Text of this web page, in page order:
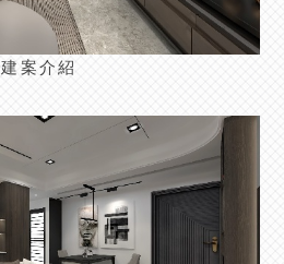
建案介紹
>